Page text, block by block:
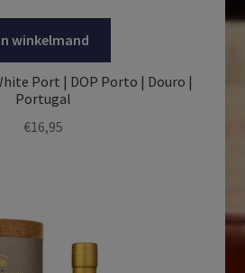
winkelmand
Port | DOP Porto | Douro |
Portugal
€16,95